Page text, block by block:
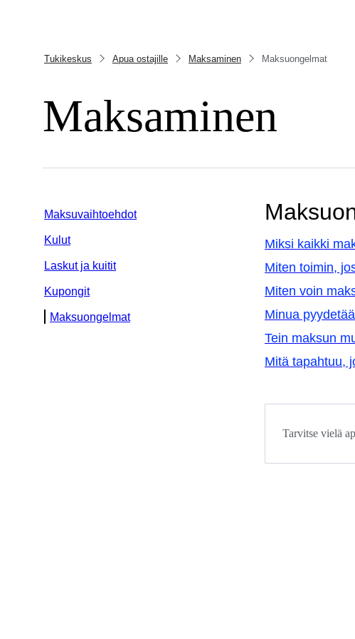
Tukikeskus Apua ostajille Maksaminen Maksuongelmat
Maksaminen
Maksuvaihtoehdot
Kulut
Laskut ja kuitit
Kupongit
Maksuongelmat
Miksi kaikki
Miten toimin,
Miten voin
Minua
Tein maksun
Mitä tapahtuu,
Tarvitse vielä